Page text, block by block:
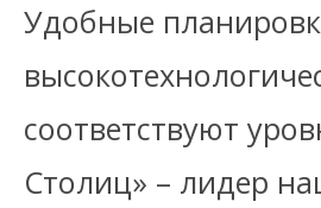
Удобные
соответствуют
Столиц» – лидер